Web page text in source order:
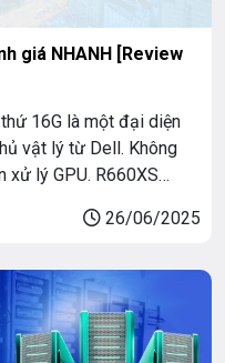
giá NHANH [Review
16G là một đại diện
vật lý từ Dell. Không
xử lý GPU. R660XS
cùng […]
26/06/2025